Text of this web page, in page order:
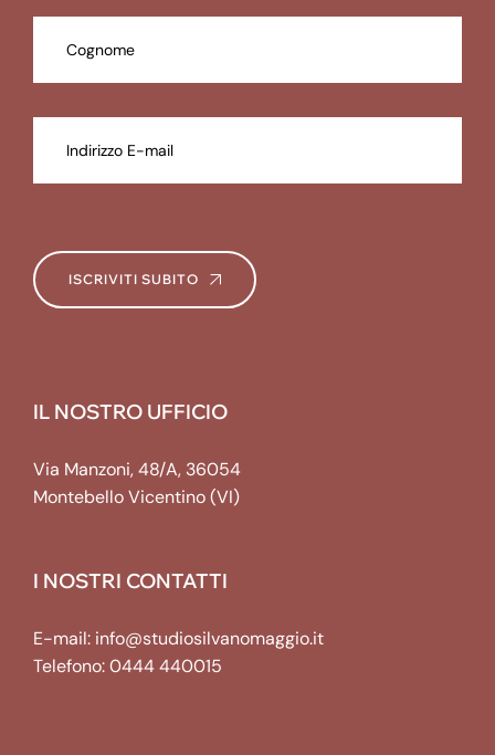
ISCRIVITI SUBITO
IL NOSTRO UFFICIO
Via Manzoni, 48/A, 36054
Montebello Vicentino (VI)
I NOSTRI CONTATTI
E-mail: info@studiosilvanomaggio.it
Telefono:0444 440015